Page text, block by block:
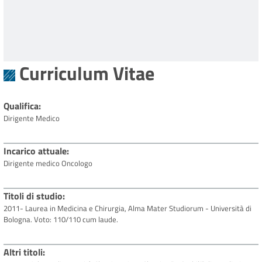
Curriculum Vitae
Qualifica
Dirigente Medico
Incarico attuale
Dirigente medico Oncologo
Titoli di studio
2011- Laurea in Medicina e Chirurgia, Alma Mater Studiorum - Università di
Bologna. Voto: 110/110 cum laude.
Altri titoli